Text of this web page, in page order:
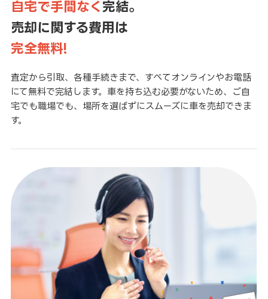
自宅で手間なく 完結。
売却に関する費用は
完全無料!
査定から引取、各種手続きまで、すべてオンラインやお電話
にて無料で完結します。車を持ち込む必要がないため、ご自
宅でも職場でも、場所を選ばずにスムーズに車を売却できま
す。